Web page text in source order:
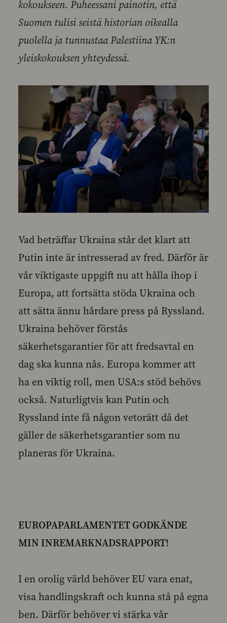
kokoukseen. Puheessani painotin, että
Suomen tulisi seistä historian oikealla
puolella ja tunnustaa Palestiina YK:n
yleiskokouksen yhteydessä.
Vad beträffar Ukraina står det klart att
Putin inte är intresserad av fred. Därför är
vår viktigaste uppgift nu att hålla ihop i
Europa, att fortsätta stöda Ukraina och
att sätta ännu hårdare press på Ryssland.
Ukraina behöver förstås
säkerhetsgarantier för att fredsavtal en
dag ska kunna nås. Europa kommer att
ha en viktig roll, men USA:s stöd behövs
också. Naturligtvis kan Putin och
Ryssland inte få någon vetorätt då det
gäller de säkerhetsgarantier som nu
planeras för Ukraina.
EUROPAPARLAMENTET GODKÄNDE
MIN INREMARKNADSRAPPORT!
I en orolig värld behöver EU vara enat,
visa handlingskraft och kunna stå på egna
ben. Därför behöver vi stärka vår